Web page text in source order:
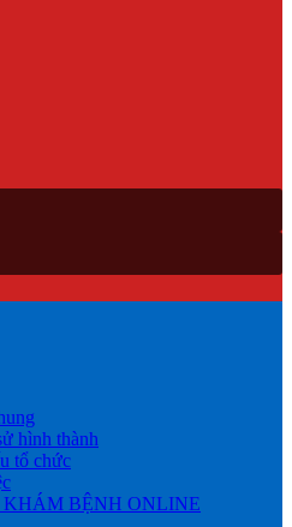
hình thành
tổ chức
BỆNH ONLINE